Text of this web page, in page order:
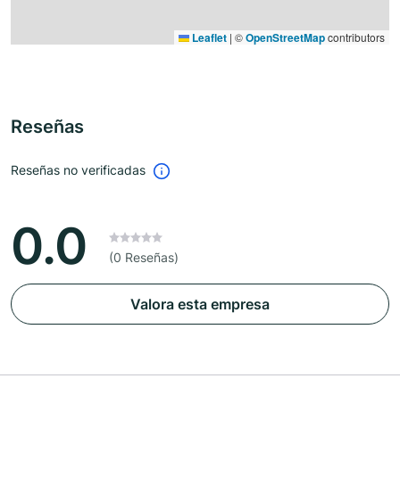
Leaflet | ©OpenStreetMapcontributors
Reseñas
Reseñas no verificadas
0.0 (0 Reseñas)
Valora esta empresa